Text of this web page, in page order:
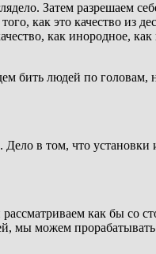
Затем разрешаем
как это качество из
как инородное,
бить людей по головам,
Дело в том, что установки
как бы со
мы можем